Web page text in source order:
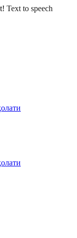
Text to speech